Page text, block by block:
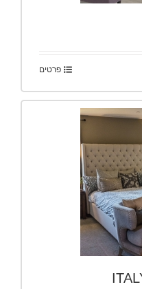
פרטים